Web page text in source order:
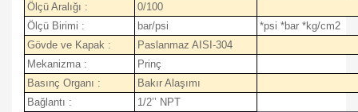
Ölçü Aralığı :
0/100
Ölçü Birimi :
bar/psi
*psi *bar *kg/cm2
Gövde ve Kapak :
Paslanmaz AISI-304
Mekanizma :
Prinç
Basınç Organı :
Bakır Alaşımı
Bağlantı :
1/2’’ NPT